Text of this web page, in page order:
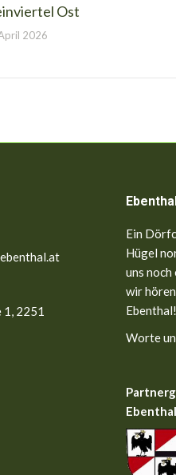
Ost
2026
2251
Ein
Hügel
uns noch
wir
Worte